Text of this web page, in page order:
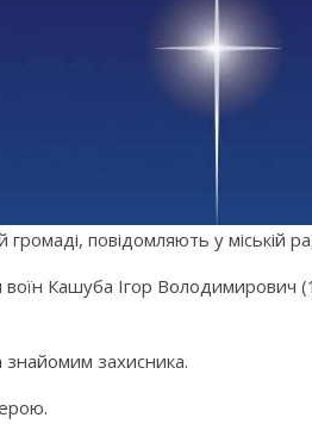
повідомляють у міській
Кашуба Ігор Володимирович
знайомим захисника.